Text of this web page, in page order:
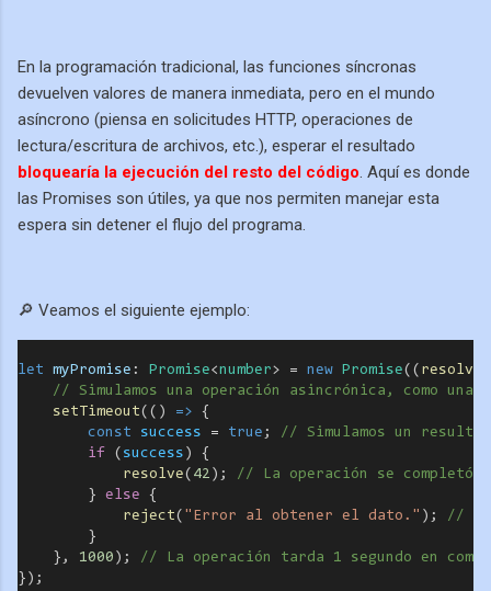
En la programación tradicional, las funciones síncronas
devuelven valores de manera inmediata, pero en el mundo
asíncrono (piensa en solicitudes HTTP, operaciones de
lectura/escritura de archivos, etc.), esperar el resultado
bloquearía la ejecución del resto del código. Aquí es donde
las Promises son útiles, ya que nos permiten manejar esta
espera sin detener el flujo del programa.
🔎 Veamos el siguiente ejemplo:
let myPromise : Promise<number> = new Promise(( resolve
// Simulamos una operación asincrónica, como una
setTimeout(() => {
const
success = true ; // Simulamos un
if ( success ) {
resolve( 42 ); // La operación se completó
} else {
reject( "Error al obtener el dato." ); //
}
}, 1000 ); // La operación tarda 1 segundo en
});